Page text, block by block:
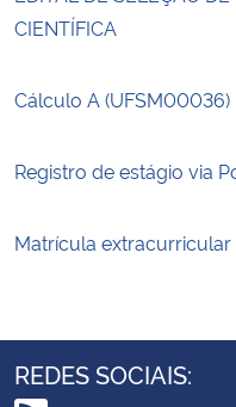
CIENTÍFICA
Cálculo A (UFSM00036)
Registro de estágio via
Matrícula
REDES SOCIAIS: